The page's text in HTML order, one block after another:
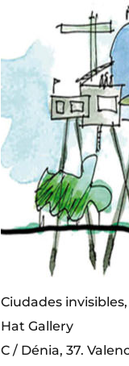
Ciudades
Hat Gallery
C / Dénia, 37.